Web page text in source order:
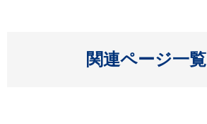
関連ページ一覧
開く